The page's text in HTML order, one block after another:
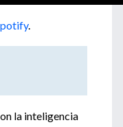
.
la inteligencia